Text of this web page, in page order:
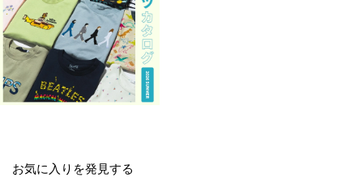
お気に入りを発見する